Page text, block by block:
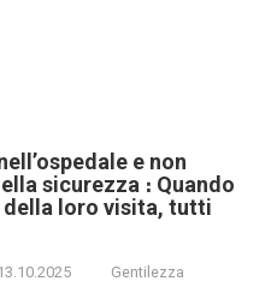
e non
sicurezza ։ Quando
della loro visita, tutti
Gentilezza